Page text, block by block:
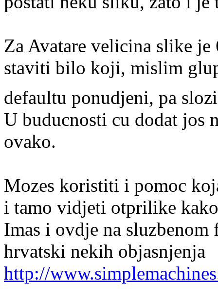
Za Avatare velicina slike
staviti bilo koji, mislim
defaultu ponudjeni, pa
U buducnosti cu dodat jos
ovako.
Mozes koristiti i pomoc
i tamo vidjeti otprilike
Imas i ovdje na
hrvatski nekih objasnjenja
http://